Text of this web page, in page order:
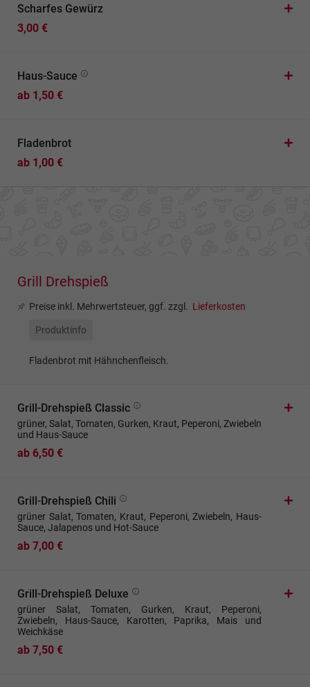
Scharfes Gewürz
3,00 €
Haus-Sauce
ab 1,50 €
Fladenbrot
ab 1,00 €
Grill Drehspieß
Preise inkl. Mehrwertsteuer, ggf. zzgl. Lieferkosten
Produktinfo
Fladenbrot mit Hähnchenfleisch.
Grill-Drehspieß Classic
grüner, Salat, Tomaten, Gurken, Kraut, Peperoni, Zwiebeln
und Haus-Sauce
ab 6,50 €
Grill-Drehspieß Chili
grüner Salat, Tomaten, Kraut, Peperoni, Zwiebeln, Haus-
Sauce, Jalapenos und Hot-Sauce
ab 7,00 €
Grill-Drehspieß Deluxe
grüner Salat, Tomaten, Gurken, Kraut, Peperoni,
Zwiebeln, Haus-Sauce, Karotten, Paprika, Mais und
Weichkäse
ab 7,50 €